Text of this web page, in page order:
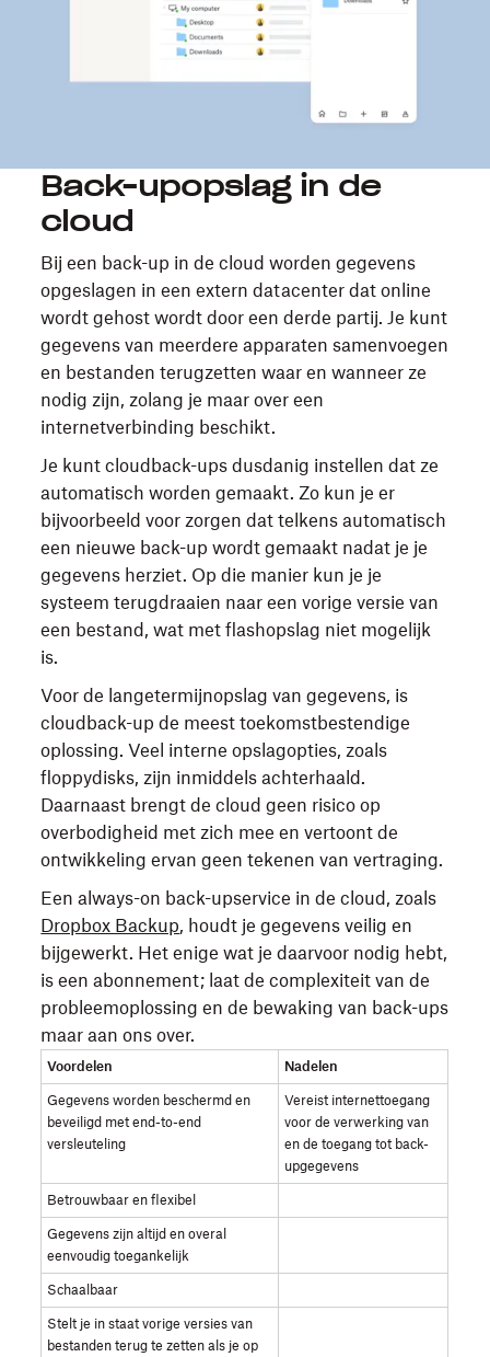
Back-upopslag in de
cloud
Bij een back-up in de cloud worden gegevens
opgeslagen in een extern datacenter dat online
wordt gehost wordt door een derde partij. Je kunt
gegevens van meerdere apparaten samenvoegen
en bestanden terugzetten waar en wanneer ze
nodig zijn, zolang je maar over een
internetverbinding beschikt.
Je kunt cloudback-ups dusdanig instellen dat ze
automatisch worden gemaakt. Zo kun je er
bijvoorbeeld voor zorgen dat telkens automatisch
een nieuwe back-up wordt gemaakt nadat je je
gegevens herziet. Op die manier kun je je
systeem terugdraaien naar een vorige versie van
een bestand, wat met flashopslag niet mogelijk
is.
Voor de langetermijnopslag van gegevens, is
cloudback-up de meest toekomstbestendige
oplossing. Veel interne opslagopties, zoals
floppydisks, zijn inmiddels achterhaald.
Daarnaast brengt de cloud geen risico op
overbodigheid met zich mee en vertoont de
ontwikkeling ervan geen tekenen van vertraging.
Een always-on back-upservice in de cloud, zoals
Dropbox Backup, houdt je gegevens veilig en
bijgewerkt. Het enige wat je daarvoor nodig hebt,
is een abonnement; laat de complexiteit van de
probleemoplossing en de bewaking van back-ups
maar aan ons over.
Voordelen Nadelen
Gegevens worden beschermd en
beveiligd met end-to-end
versleuteling
Vereist internettoegang
voor de verwerking van
en de toegang tot back-
upgegevens
Betrouwbaar en flexibel
Gegevens zijn altijd en overal
eenvoudig toegankelijk
Schaalbaar
Stelt je in staat vorige versies van
bestanden terug te zetten als je op